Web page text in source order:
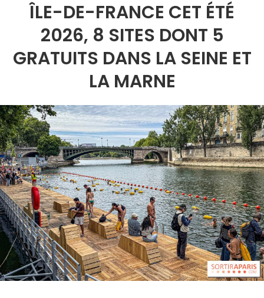
ÎLE-DE-FRANCE CET ÉTÉ
2026, 8 SITES DONT 5
GRATUITS DANS LA SEINE ET
LA MARNE